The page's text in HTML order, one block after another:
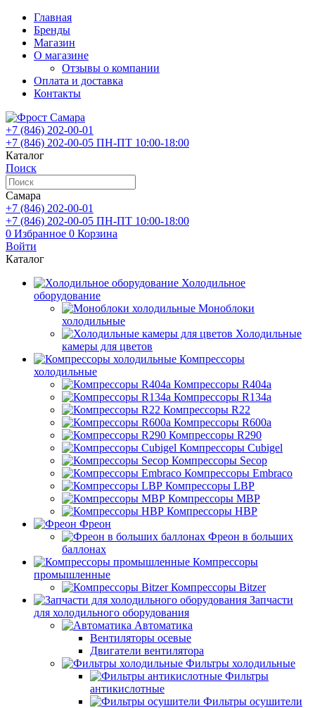
Главная
Бренды
Магазин
О магазине
Отзывы о компании
Оплата и доставка
Контакты
+7 (846) 202-00-01
+7 (846) 202-00-05 ПН-ПТ 10:00-18:00
Каталог
Поиск
Самара
+7 (846) 202-00-01
+7 (846) 202-00-05 ПН-ПТ 10:00-18:00
0 Избранное 0 Корзина
Войти
Каталог
Холодильное
оборудование
Моноблоки
холодильные
Холодильные
камеры для цветов
Компрессоры
холодильные
Компрессоры R404a
Компрессоры R134a
Компрессоры R22
Компрессоры R600a
Компрессоры R290
Компрессоры Cubigel
Компрессоры Secop
Компрессоры Embraco
Компрессоры LBP
Компрессоры MBP
Компрессоры HBP
Фреон
Фреон в больших
баллонах
Компрессоры
промышленные
Компрессоры Bitzer
Запчасти
для холодильного оборудования
Автоматика
Вентиляторы осевые
Двигатели вентилятора
Фильтры холодильные
Фильтры
антикислотные
Фильтры осушители